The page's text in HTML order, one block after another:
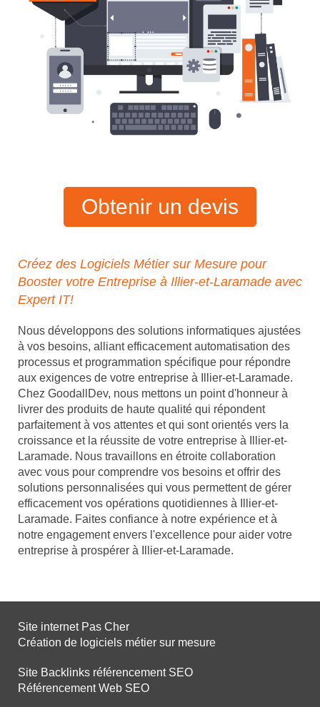
Obtenir un devis
Créez des Logiciels Métier sur Mesure pour
Booster votre Entreprise à Illier-et-Laramade avec
Expert IT!
Nous développons des solutions informatiques ajustées
à vos besoins, alliant efficacement automatisation des
processus et programmation spécifique pour répondre
aux exigences de votre entreprise à Illier-et-Laramade.
Chez GoodallDev, nous mettons un point d'honneur à
livrer des produits de haute qualité qui répondent
parfaitement à vos attentes et qui sont orientés vers la
croissance et la réussite de votre entreprise à Illier-et-
Laramade. Nous travaillons en étroite collaboration
avec vous pour comprendre vos besoins et offrir des
solutions personnalisées qui vous permettent de gérer
efficacement vos opérations quotidiennes à Illier-et-
Laramade. Faites confiance à notre expérience et à
notre engagement envers l'excellence pour aider votre
entreprise à prospérer à Illier-et-Laramade.
Site internet Pas Cher
Création de logiciels métier sur mesure
Site Backlinks référencement SEO
Référencement Web SEO